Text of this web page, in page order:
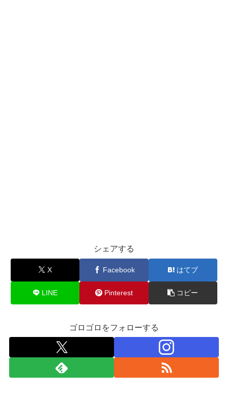
シェアする
X Facebook はてブ
LINE Pinterest コピー
ゴロゴロをフォローする